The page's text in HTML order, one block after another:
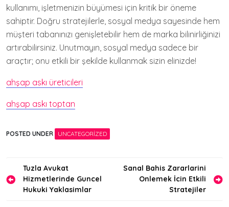
kullanımı, işletmenizin büyümesi için kritik bir öneme
sahiptir. Doğru stratejilerle, sosyal medya sayesinde hem
müşteri tabanınızı genişletebilir hem de marka bilinirliğinizi
artırabilirsiniz. Unutmayın, sosyal medya sadece bir
araçtır; onu etkili bir şekilde kullanmak sizin elinizde!
ahşap askı üreticileri
ahşap askı toptan
POSTED UNDER UNCATEGORIZED
Yazı
gezinmesi
Tuzla Avukat
Hizmetlerinde Guncel
Hukuki Yaklasimlar
Sanal Bahis Zararlarini
Onlemek İcin Etkili
Stratejiler